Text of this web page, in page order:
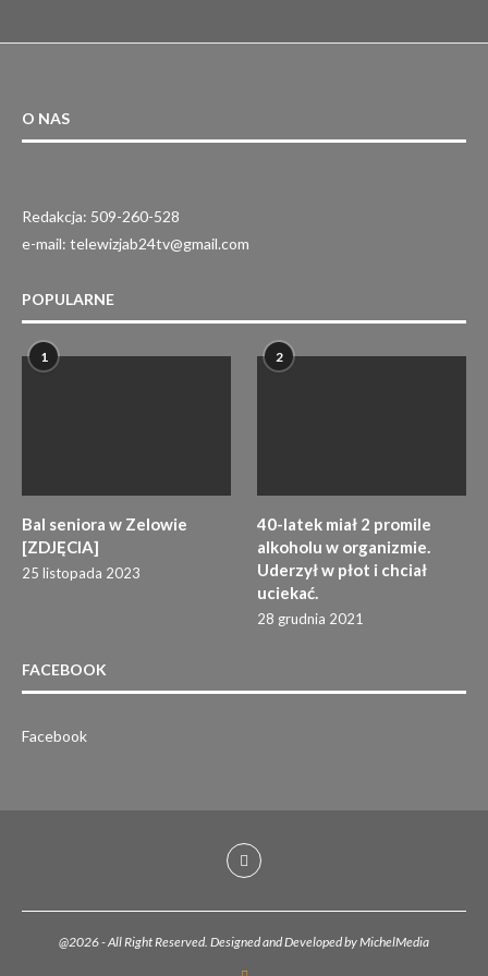
O NAS
Redakcja: 509-260-528
e-mail: telewizjab24tv@gmail.com
POPULARNE
1
Bal seniora w Zelowie
[ZDJĘCIA]
25 listopada 2023
2
40-latek miał 2 promile
alkoholu w organizmie.
Uderzył w płot i chciał
uciekać.
28 grudnia 2021
FACEBOOK
Facebook
@2026 - All Right Reserved. Designed and Developed by MichelMedia